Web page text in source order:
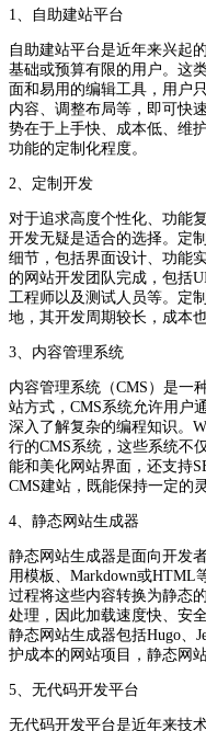
1、自助建站平台
自助建站平台是近年来兴起
基础或预算有限的用户。这
面和易用的编辑工具，用户
内容、调整布局等，即可快
势在于上手快、成本低、维
功能的定制化程度。
2、定制开发
对于追求高度个性化、功能
开发无疑是适合的选择。定
细节，包括界面设计、功能
的网站开发团队完成，包括
工程师以及测试人员等。定
地，其开发周期较长，成本也
3、内容管理系统
内容管理系统（CMS）是一
站方式，CMS系统允许用户
深入了解复杂的编程知识。
行的CMS系统，这些系统不
能和美化网站界面，还支持
CMS建站，既能保持一定的
4、静态网站生成器
静态网站生成器是面向开发
用模板、Markdown或HTML
过程将这些内容转换为静态
处理，因此加载速度快、安
静态网站生成器包括Hugo、
护成本的网站项目，静态网
5、无代码开发平台
无代码开发平台是近年来技